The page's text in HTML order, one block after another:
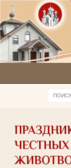
ЧЕСТНЫХ